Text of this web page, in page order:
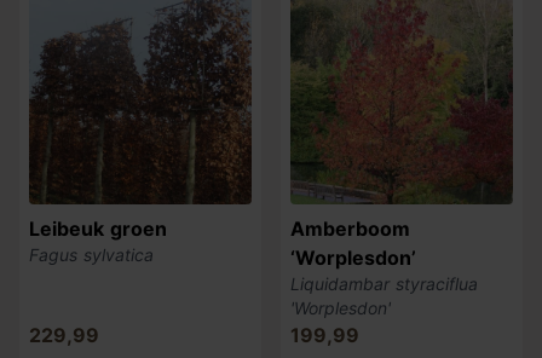
Leibeuk groen
Fagus sylvatica
229,99
Amberboom
‘Worplesdon’
Liquidambar styraciflua
'Worplesdon'
199,99